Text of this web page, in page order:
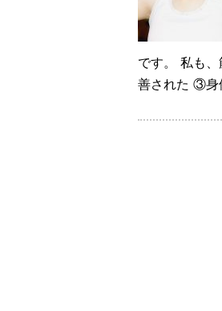
です。 私も
善された ③